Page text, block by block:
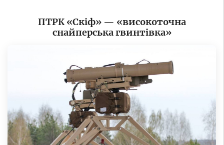
ПТРК «Скіф» — «високоточна
снайперська гвинтівка»